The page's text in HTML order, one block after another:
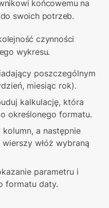
końcowemu na
swoich potrzeb.
czynności
wykresu.
poszczególnym
miesiąc rok).
kalkulację, która
określonego formatu.
a następnie
włóż wybraną
parametru i
formatu daty.